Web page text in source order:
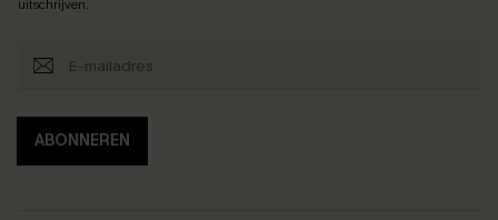
uitschrijven.
ABONNEREN